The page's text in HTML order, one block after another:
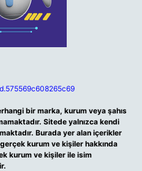
bir marka, kurum veya şahıs
Sitede yalnızca kendi
Burada yer alan içerikler
kurum ve kişiler hakkında
kurum ve kişiler ile isim